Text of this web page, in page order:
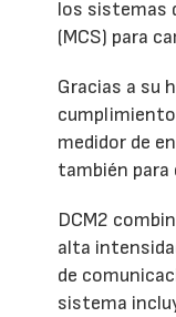
los sistemas
(MCS) para
Gracias a su
cumplimiento
medidor de
también para
DCM2
alta
de
sistema